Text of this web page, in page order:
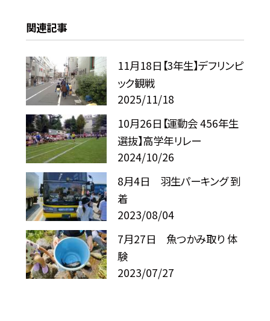
関連記事
11月18日【3年生】デフリンピ
ック観戦
2025/11/18
10月26日【運動会 456年生
選抜】高学年リレー
2024/10/26
8月4日 羽生パーキング 到
着
2023/08/04
7月27日 魚つかみ取り 体
験
2023/07/27